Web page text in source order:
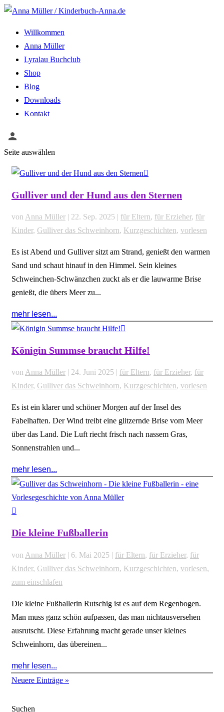
Willkommen
Anna Müller
Lyralau Buchclub
Shop
Blog
Downloads
Kontakt
Seite auswählen
Gulliver und der Hund aus den Sternen
von Anna Müller | 22. Sep. 2025 | für Eltern, für Erzieher, für
Kinder, Gulliver das Schweinhorn, Kurzgeschichten, vorlesen
Es ist Abend und Gulliver sitzt am Strand, genießt den warmen
Sand und schaut hinauf in den Himmel. Sein kleines
Schweinchen-Schwänzchen zuckt als er die lauwarme Brise
genießt, die übers Meer zu...
mehr lesen...
Königin Summse braucht Hilfe!
von Anna Müller | 24. Juni 2025 | für Eltern, für Erzieher, für
Kinder, Gulliver das Schweinhorn, Kurzgeschichten, vorlesen
Es ist ein klarer und schöner Morgen auf der Insel des
Fabelhaften. Der Wind treibt eine glitzernde Brise vom Meer
über das Land. Die Luft riecht frisch nach nassem Gras,
Sonnenstrahlen und...
mehr lesen...
Die kleine Fußballerin
von Anna Müller | 6. Mai 2025 | für Eltern, für Erzieher, für
Kinder, Gulliver das Schweinhorn, Kurzgeschichten, vorlesen,
zum einschlafen
Die kleine Fußballerin Rutschig ist es auf dem Regenbogen.
Man muss ganz schön aufpassen, das man nichtausversehen
ausrutscht. Diese Erfahrung macht gerade unser kleines
Schweinhorn, das übereinen...
mehr lesen...
Neuere Einträge »
Suchen